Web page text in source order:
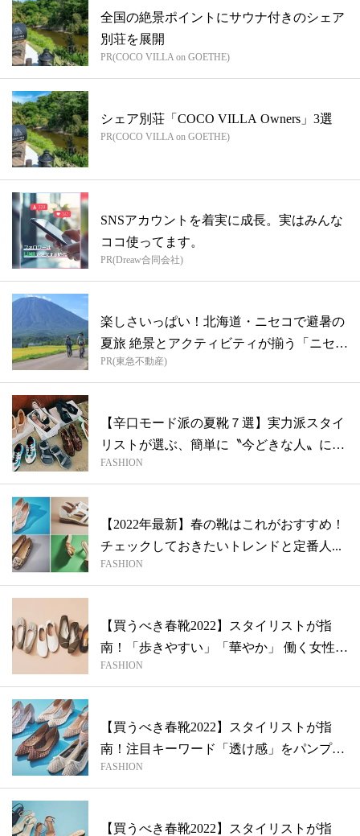
全国の絶景ポイントにサウナ付きのシェア
別荘を展開
PR(COCO VILLA on GOETHE)
シェア別荘「COCO VILLA Owners」3選
PR(COCO VILLA on GOETHE)
SNSアカウントを着実に成長。実はみんな
ココ使ってます。
PR(Dreaw合同会社)
楽しさいっぱい！北海道・ニセコで避暑の
夏旅 絶景とアクティビティが揃う「ニセコ
東...
PR(東急不動産)
【辛口モード派の夏靴７選】実力派スタイ
リストが選ぶ、簡単に〝今どきな人〟にな
れる...
FASHION
【2022年最新】春の靴はこれがおすすめ！
チェックしておきたいトレンドと定番人...
FASHION
【買うべき春靴2022】スタイリストが指
南！「歩きやすい」「華やか」 働く女性
の...
FASHION
【買うべき春靴2022】スタイリストが指
南！注目キーワード「透け感」をパンプス
で...
FASHION
【買うべき春靴2022】スタイリストが指